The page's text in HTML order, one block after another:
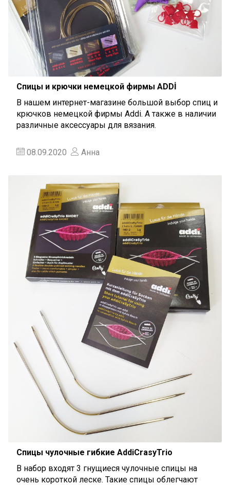
Спицы и крючки немецкой фирмы ADDİ
В нашем интернет-магазине большой выбор спиц и
крючков немецкой фирмы Addi. А также в наличии
различные аксессуары для вязания.
08.09.2020 Анна
Спицы чулочные гибкие AddiCrasyTrio
В набор входят 3 гнущиеся чулочные спицы на
очень короткой леске. Такие спицы облегчают